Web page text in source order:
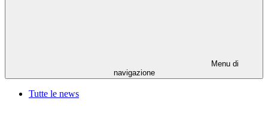
Menu di
navigazione
Tutte le news